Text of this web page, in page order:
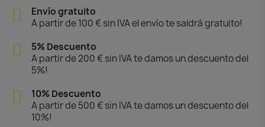
Envío gratuito
A partir de 100 € sin IVA el envío te saldrá gratuito!
5% Descuento
A partir de 200 € sin IVA te damos un descuento del
5%!
10% Descuento
A partir de 500 € sin IVA te damos un descuento del
10%!